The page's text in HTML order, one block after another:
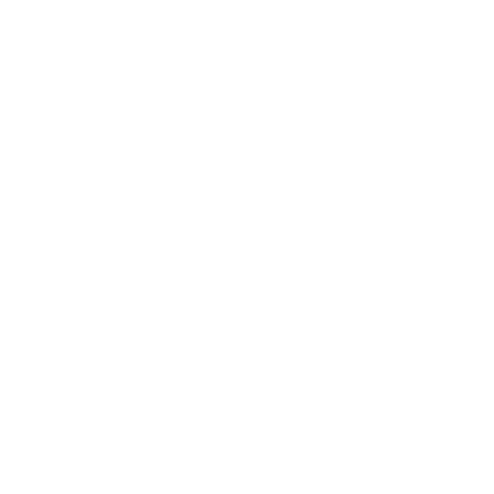
させていただ
了承ください。
き作成されるも
ようお願いしま
です。
ありません。
ず変更すること
1000ppm以下、
下、フタル酸ジブチ
ない年数を意
貨物等」とい
可)を取得する
要な手段を講じ
ムロン制御